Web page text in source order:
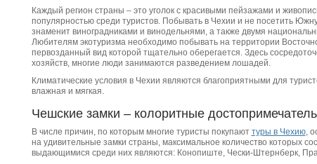
Каждый регион страны – это уголок с красивыми пейзажами и
популярностью среди туристов. Побывать в Чехии и не посетить
знаменит виноградниками и винодельнями, а также двумя
Любителям экотуризма необходимо побывать на территории
первозданный вид которой тщательно оберегается. Здесь
хозяйств, многие люди занимаются разведением лошадей.
Климатические условия в Чехии являются благоприятными для
влажная и мягкая.
Чешские замки – колоритные
В числе причин, по которым многие туристы покупают туры в Чехию,
на удивительные замки страны, максимальное количество которых
выдающимися среди них являются: Конопиште, Чески-Штернберк,